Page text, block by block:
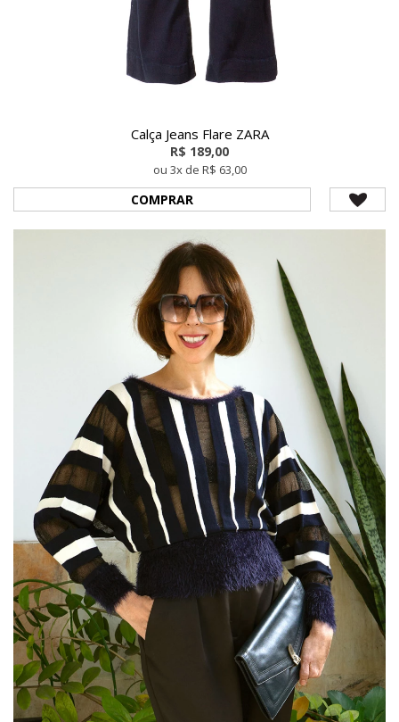
Calça Jeans Flare ZARA
R$ 189,00
ou 3x de R$ 63,00
COMPRAR